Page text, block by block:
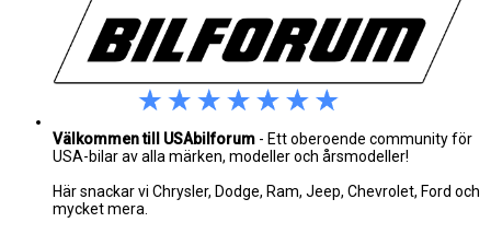
Välkommen till USAbilforum - Ett oberoende community för
USA-bilar av alla märken, modeller och årsmodeller!
Här snackar vi Chrysler, Dodge, Ram, Jeep, Chevrolet, Ford och
mycket mera.